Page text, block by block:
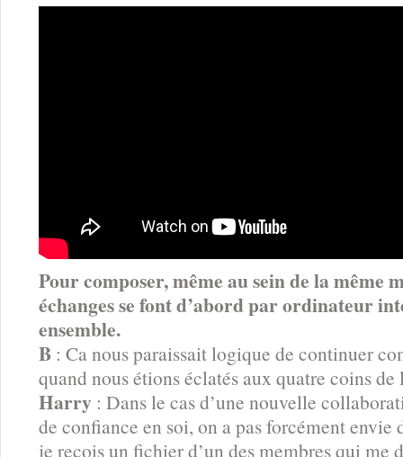
Pour composer, même au sein de la même
échanges se font d’abord par ordinateur
ensemble.
B : Ca nous paraissait logique de continuer
quand nous étions éclatés aux quatre coins de
Harry : Dans le cas d’une nouvelle
de confiance en soi, on a pas forcément
je reçois un fichier d’un des membres qui me